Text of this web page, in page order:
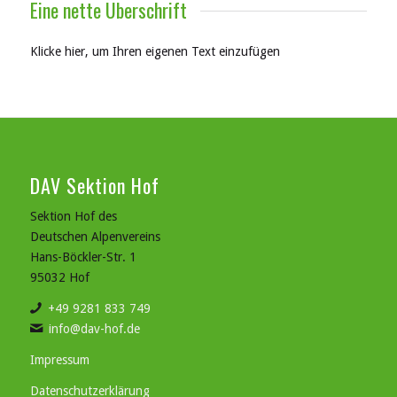
Eine nette Überschrift
Klicke hier, um Ihren eigenen Text einzufügen
DAV Sektion Hof
Sektion Hof des
Deutschen Alpenvereins
Hans-Böckler-Str. 1
95032 Hof
+49 9281 833 749
info@dav-hof.de
Impressum
Datenschutzerklärung